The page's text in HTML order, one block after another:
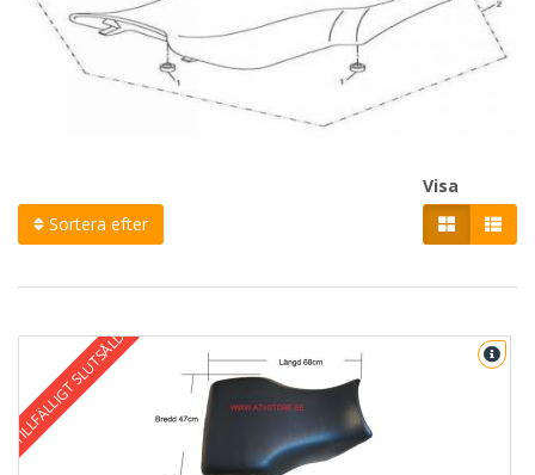
Sortera efter
Visa
TILLFÄLLIGT SLUTSÅLD